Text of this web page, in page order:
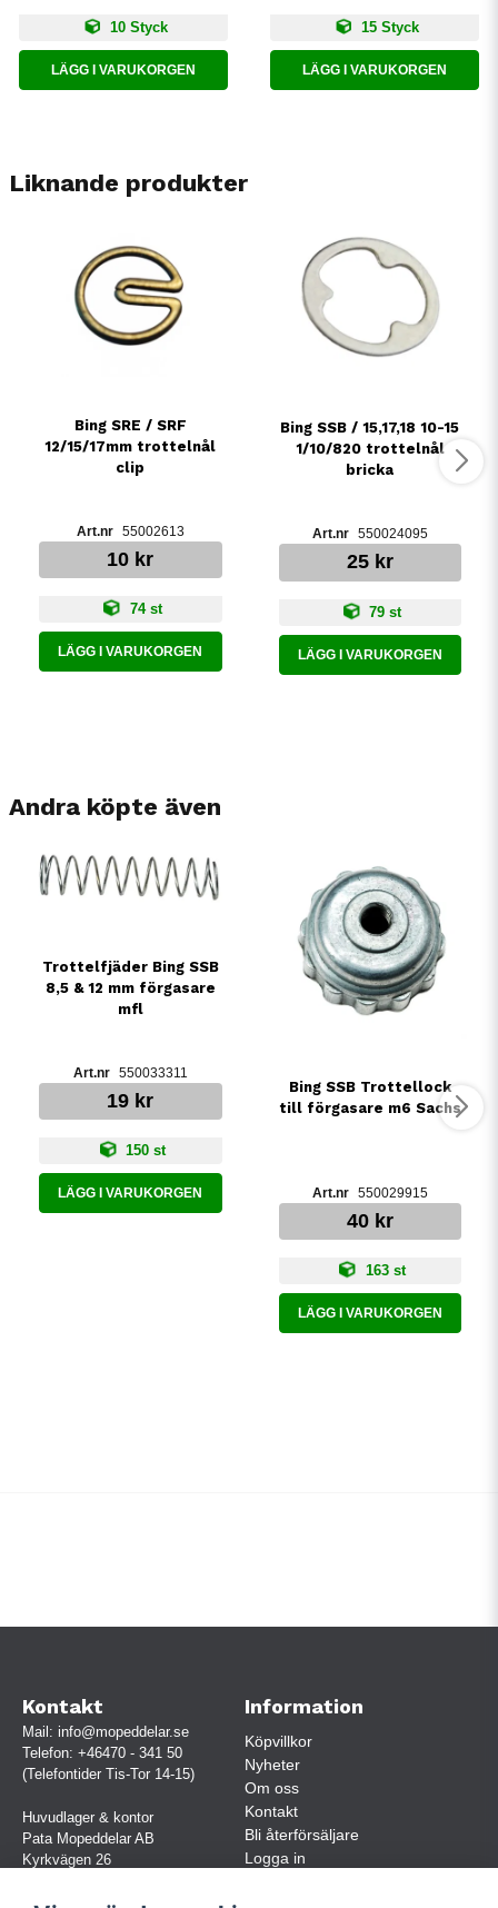
10 Styck
LÄGG I VARUKORGEN
15 Styck
LÄGG I VARUKORGEN
Liknande produkter
Bing SRE / SRF
12/15/17mm trottelnål
clip
55002613
10 kr
74 st
LÄGG I VARUKORGEN
Bing SSB / 15,17,18 10-15
1/10/820 trottelnål
bricka
550024095
25 kr
79 st
LÄGG I VARUKORGEN
Andra köpte även
Trottelfjäder Bing SSB
8,5 & 12 mm förgasare
mfl
550033311
19 kr
150 st
LÄGG I VARUKORGEN
Bing SSB Trottellock
till förgasare m6 Sachs
550029915
40 kr
163 st
LÄGG I VARUKORGEN
Kontakt
Mail: info@mopeddelar.se
Telefon: +46470 - 341 50
(Telefontider Tis-Tor 14-15)
Huvudlager & kontor
Pata Mopeddelar AB
Kyrkvägen 26
(OBS. Endast förbokade besök)
Information
Köpvillkor
Nyheter
Om oss
Kontakt
Bli återförsäljare
Logga in